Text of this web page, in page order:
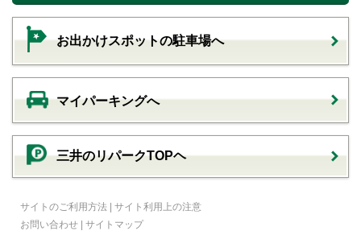
お出かけスポットの駐車場へ
マイパーキングへ
三井のリパークTOPヘ
サイトのご利用方法 | サイト利用上の注意
お問い合わせ | サイトマップ